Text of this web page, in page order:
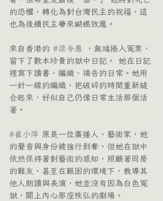
的恐懼，轉化為對台灣民主的祝福，這
也為後續民主帶來蝴蝶效應。
來自香港的 #梁令惠 ，無端捲入冤案，
留下了數本珍貴的獄中日記。 她在日記
裡寫下讀書、編織、禱告的日常。她用
一針一線的編織，把破碎的時間重新縫
合起來，好似自己仍像日常生活那個活
著。
#崔小萍 原是一位廣播人、藝術家，她
的聲音與身份被強行剝奪，但她在獄中
依然保持著對藝術的感知，照顧著同房
的難友，甚至在艱困的環境下，教導其
他人朗讀與表演，她並沒有因為白色冤
獄，關上內心那座恢弘的劇場。